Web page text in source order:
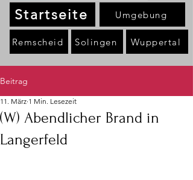
Startseite
Remscheid Solingen Wuppertal
Umgebung
Beitrag
(W) Abendlicher Brand in
Langerfeld
11. März 1 Min. Lesezeit